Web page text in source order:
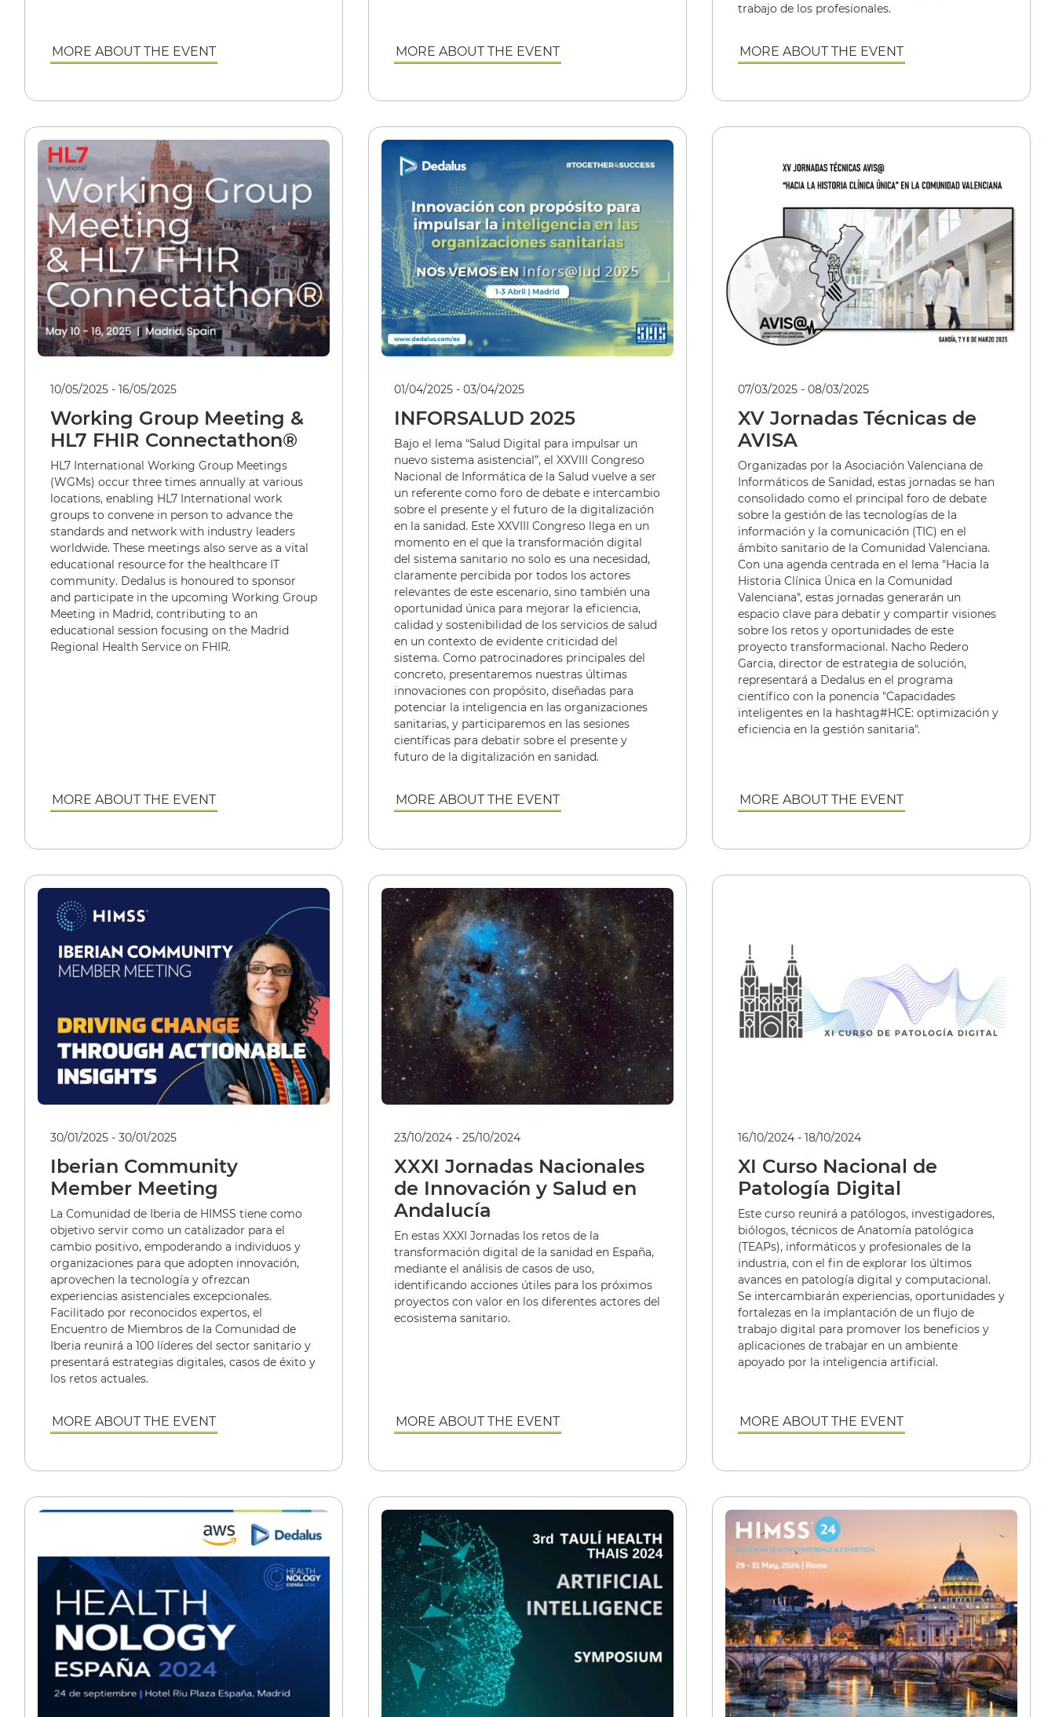
MORE ABOUT THE EVENT MORE ABOUT THE EVENT
trabajo de los profesionales.
MORE ABOUT THE EVENT
10/05/2025 - 16/05/2025
Working Group Meeting &
HL7 FHIR Connectathon®
HL7 International Working Group Meetings
(WGMs) occur three times annually at various
locations, enabling HL7 International work
groups to convene in person to advance the
standards and network with industry leaders
worldwide. These meetings also serve as a vital
educational resource for the healthcare IT
community. Dedalus is honoured to sponsor
and participate in the upcoming Working Group
Meeting in Madrid, contributing to an
educational session focusing on the Madrid
Regional Health Service on FHIR.
MORE ABOUT THE EVENT
01/04/2025 - 03/04/2025
INFORSALUD 2025
Bajo el lema “Salud Digital para impulsar un
nuevo sistema asistencial”, el XXVIII Congreso
Nacional de Informática de la Salud vuelve a ser
un referente como foro de debate e intercambio
sobre el presente y el futuro de la digitalización
en la sanidad. Este XXVIII Congreso llega en un
momento en el que la transformación digital
del sistema sanitario no solo es una necesidad,
claramente percibida por todos los actores
relevantes de este escenario, sino también una
oportunidad única para mejorar la eficiencia,
calidad y sostenibilidad de los servicios de salud
en un contexto de evidente criticidad del
sistema. Como patrocinadores principales del
concreto, presentaremos nuestras últimas
innovaciones con propósito, diseñadas para
potenciar la inteligencia en las organizaciones
sanitarias, y participaremos en las sesiones
científicas para debatir sobre el presente y
futuro de la digitalización en sanidad.
MORE ABOUT THE EVENT
07/03/2025 - 08/03/2025
XV Jornadas Técnicas de
AVISA
Organizadas por la Asociación Valenciana de
Informáticos de Sanidad, estas jornadas se han
consolidado como el principal foro de debate
sobre la gestión de las tecnologías de la
información y la comunicación (TIC) en el
ámbito sanitario de la Comunidad Valenciana.
Con una agenda centrada en el lema "Hacia la
Historia Clínica Única en la Comunidad
Valenciana", estas jornadas generarán un
espacio clave para debatir y compartir visiones
sobre los retos y oportunidades de este
proyecto transformacional. Nacho Redero
Garcia, director de estrategia de solución,
representará a Dedalus en el programa
científico con la ponencia "Capacidades
inteligentes en la hashtag#HCE: optimización y
eficiencia en la gestión sanitaria".
MORE ABOUT THE EVENT
30/01/2025 - 30/01/2025
Iberian Community
Member Meeting
La Comunidad de Iberia de HIMSS tiene como
objetivo servir como un catalizador para el
cambio positivo, empoderando a individuos y
organizaciones para que adopten innovación,
aprovechen la tecnología y ofrezcan
experiencias asistenciales excepcionales.
Facilitado por reconocidos expertos, el
Encuentro de Miembros de la Comunidad de
Iberia reunirá a 100 líderes del sector sanitario y
presentará estrategias digitales, casos de éxito y
los retos actuales.
MORE ABOUT THE EVENT
23/10/2024 - 25/10/2024
XXXI Jornadas Nacionales
de Innovación y Salud en
Andalucía
En estas XXXI Jornadas los retos de la
transformación digital de la sanidad en España,
mediante el análisis de casos de uso,
identificando acciones útiles para los próximos
proyectos con valor en los diferentes actores del
ecosistema sanitario.
MORE ABOUT THE EVENT
16/10/2024 - 18/10/2024
XI Curso Nacional de
Patología Digital
Este curso reunirá a patólogos, investigadores,
biólogos, técnicos de Anatomía patológica
(TEAPs), informáticos y profesionales de la
industria, con el fin de explorar los últimos
avances en patología digital y computacional.
Se intercambiarán experiencias, oportunidades y
fortalezas en la implantación de un flujo de
trabajo digital para promover los beneficios y
aplicaciones de trabajar en un ambiente
apoyado por la inteligencia artificial.
MORE ABOUT THE EVENT